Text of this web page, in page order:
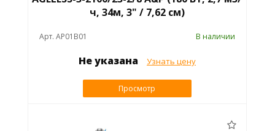
ч, 34м, 3" / 7,62 см)
Арт. AP01B01 В наличии
Не указана Узнать цену
Просмотр